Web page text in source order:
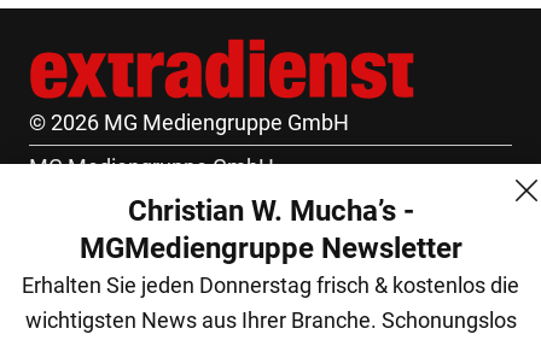
© 2026 MG Mediengruppe GmbH
MG Mediengruppe GmbH
Burgring 1/7
1010 Wien
+43 (1) 522 14 14
Christian W. Mucha’s -
MGMediengruppe Newsletter
Erhalten Sie jeden Donnerstag frisch & kostenlos die
wichtigsten News aus Ihrer Branche. Schonungslos